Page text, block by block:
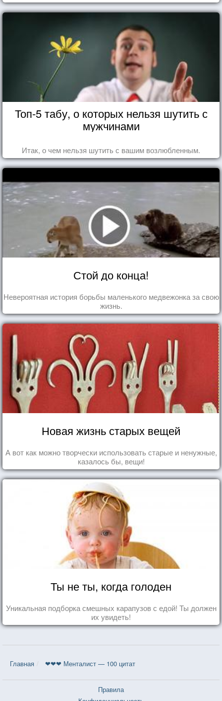
Топ-5 табу, о которых нельзя шутить с
мужчинами
Итак, о чем нельзя шутить с вашим возлюбленным.
Стой до конца!
Невероятная история борьбы маленького медвежонка за свою
жизнь.
Новая жизнь старых вещей
А вот как можно творчески использовать старые и ненужные,
казалось бы, вещи!
Ты не ты, когда голоден
Уникальная подборка смешных карапузов с едой! Ты должен
их увидеть!
Главная ❤❤❤ Менталист — 100 цитат
Правила